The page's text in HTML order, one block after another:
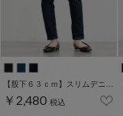
￥2,480 税込